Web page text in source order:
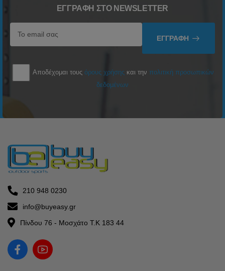
ΕΓΓΡΑΦΉ ΣΤΟ NEWSLETTER
ΕΓΓΡΑΦΉ
Αποδέχομαι τους όρους χρήσης και την πολιτική προσωπικών
δεδομένων
210 948 0230
info@buyeasy.gr
Πίνδου 76 - Μοσχάτο Τ.Κ 183 44